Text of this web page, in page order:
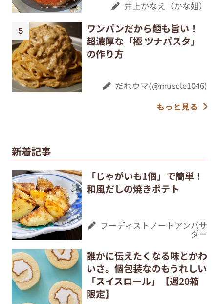
井上かなえ（かな姐）
ワンパンだから麺も旨い！
超濃厚な「極 ツナパスタ」
の作り方
だれウマ(@muscle1046)
もっと見る
新着記事
「じゃがいも1個」で簡単！
和風だしの焼きポテト
フーディストノートアンバサ
ダー
誰かに伝えたくなる味とかわ
いさ。個包装なのもうれしい
「スイスロール」【週20箱
限定】